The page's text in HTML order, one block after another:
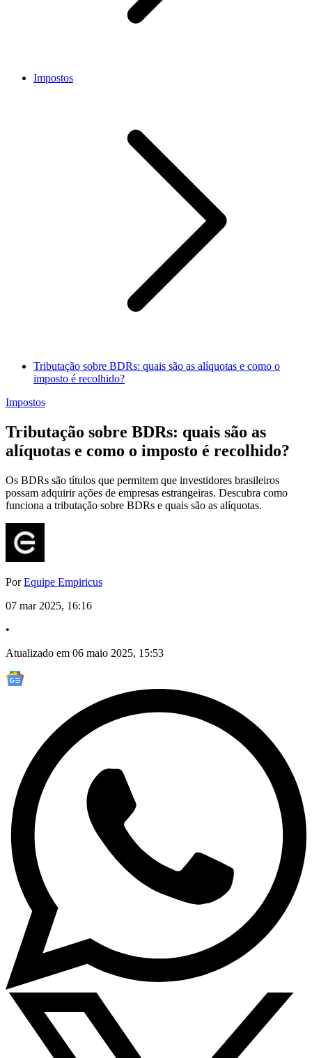
Impostos
Tributação sobre BDRs: quais são as alíquotas e como o
imposto é recolhido?
Impostos
Tributação sobre BDRs: quais são as
alíquotas e como o imposto é recolhido?
Os BDRs são títulos que permitem que investidores brasileiros
possam adquirir ações de empresas estrangeiras. Descubra como
funciona a tributação sobre BDRs e quais são as alíquotas.
PorEquipe Empiricus
07 mar 2025, 16:16
•
Atualizado em 06 maio 2025, 15:53